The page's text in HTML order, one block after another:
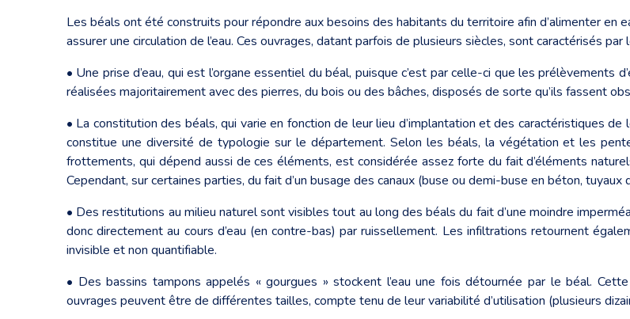
Les béals ont été construits pour répondre aux besoins des habitants du territoire afin d’alimenter
assurer une circulation de l’eau. Ces ouvrages, datant parfois de plusieurs siècles, sont caractérisés
• Une prise d’eau, qui est l’organe essentiel du béal, puisque c’est par celle-ci que les prélèvements
réalisées majoritairement avec des pierres, du bois ou des bâches, disposés de sorte qu’ils fassent
• La constitution des béals, qui varie en fonction de leur lieu d’implantation et des caractéristiques
constitue une diversité de typologie sur le département. Selon les béals, la végétation et les
frottements, qui dépend aussi de ces éléments, est considérée assez forte du fait d’éléments
Cependant, sur certaines parties, du fait d’un busage des canaux (buse ou demi-buse en béton,
• Des restitutions au milieu naturel sont visibles tout au long des béals du fait d’une moindre
donc directement au cours d’eau (en contre-bas) par ruissellement. Les infiltrations retournent
invisible et non quantifiable.
• Des bassins tampons appelés « gourgues » stockent l’eau une fois détournée par le béal.
ouvrages peuvent être de différentes tailles, compte tenu de leur variabilité d’utilisation (plusieurs